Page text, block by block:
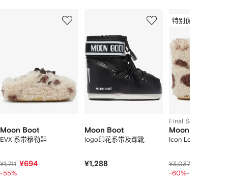
Moon Boot
EVX 系带穆勒鞋
¥1,711 ¥694
-55%
Moon Boot
logo印花系带及踝靴
¥1,288
特别优惠
Final Sale
Moon Boot
Icon Low 雪靴
¥3,037
-60%-20%